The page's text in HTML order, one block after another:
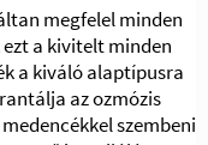
megfelel minden
a kivitelt minden
a kiváló alaptípusra
az ozmózis
szembeni